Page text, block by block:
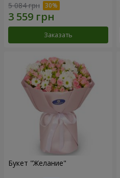
5 084 грн
Заказать
Букет "Желание"